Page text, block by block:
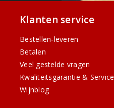
Klanten service
Bestellen-leveren
Betalen
Veel gestelde vragen
Kwaliteitsgarantie & Service
Wijnblog